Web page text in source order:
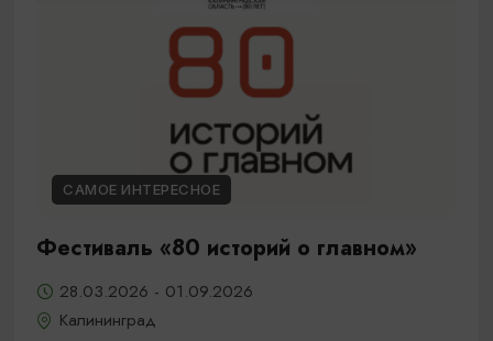
САМОЕ ИНТЕРЕСНОЕ
Фестиваль «80 историй о главном»
28.03.2026 - 01.09.2026
Калининград